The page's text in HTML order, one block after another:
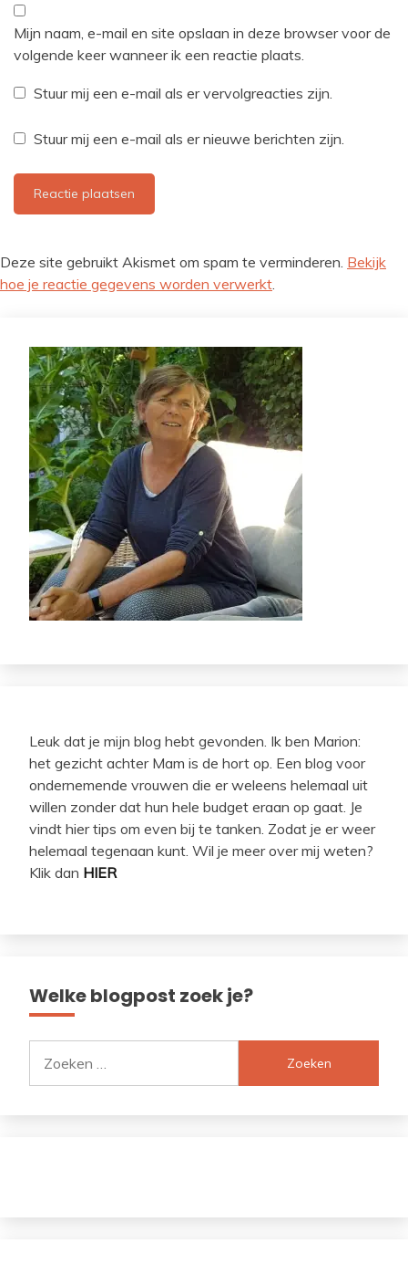
Mijn naam, e-mail en site opslaan in deze browser voor de
volgende keer wanneer ik een reactie plaats.
Stuur mij een e-mail als er vervolgreacties zijn.
Stuur mij een e-mail als er nieuwe berichten zijn.
Deze site gebruikt Akismet om spam te verminderen. Bekijk
hoe je reactie gegevens worden verwerkt.
Leuk dat je mijn blog hebt gevonden. Ik ben Marion:
het gezicht achter Mam is de hort op. Een blog voor
ondernemende vrouwen die er weleens helemaal uit
willen zonder dat hun hele budget eraan op gaat. Je
vindt hier tips om even bij te tanken. Zodat je er weer
helemaal tegenaan kunt. Wil je meer over mij weten?
Klik dan HIER
Welke blogpost zoek je?
naar: